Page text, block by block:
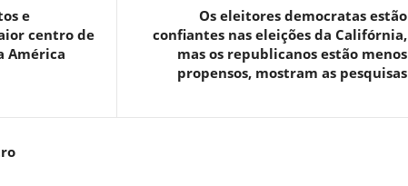
e
centro de
América
Os eleitores democratas estão
confiantes nas eleições da Califórnia,
mas os republicanos estão menos
propensos, mostram as pesquisas